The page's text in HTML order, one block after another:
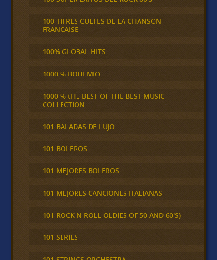
100 TITRES CULTES DE LA CHANSON
FRANCAISE
100% GLOBAL HITS
1000 % BOHEMIO
1000 % tHE BEST OF THE BEST MUSIC
COLLECTION
101 BALADAS DE LUJO
101 BOLEROS
101 MEJORES BOLEROS
101 MEJORES CANCIONES ITALIANAS
101 ROCK N ROLL OLDIES OF 50 AND 60'S}
101 SERIES